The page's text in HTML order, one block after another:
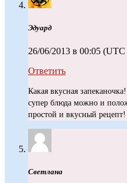
Эдуард
26/06/2013 в 00:05 (UTC
Ответить
Какая вкусная
супер блюда можно и
простой и вкусный рецепт!
Светлана